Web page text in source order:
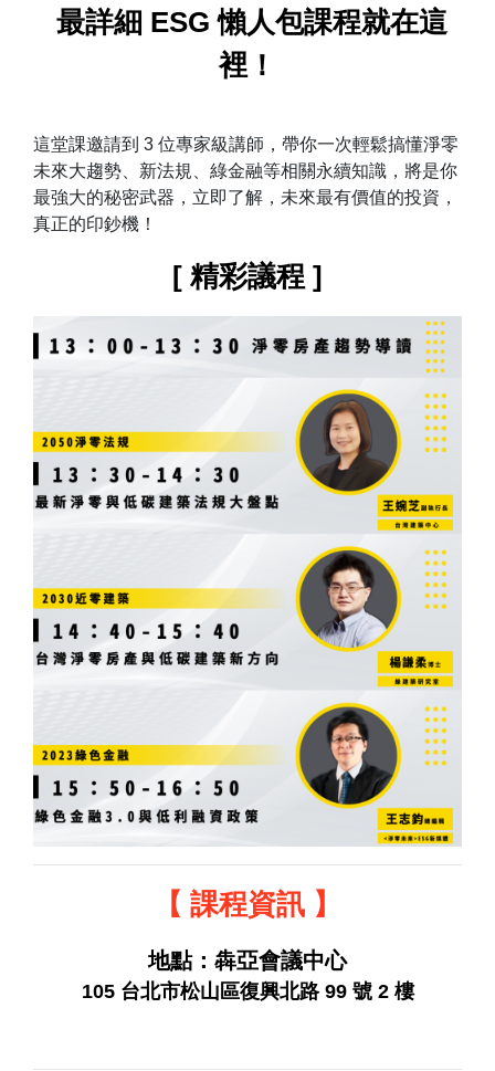
最詳細 ESG 懶人包課程就在這
裡！
這堂課邀請到 3 位專家級講師，帶你一次輕鬆搞懂淨零
未來大趨勢、新法規、綠金融等相關永續知識，將是你
最強大的秘密武器，立即了解，未來最有價值的投資，
真正的印鈔機！
[ 精彩議程 ]
【 課程資訊 】
地點：犇亞會議中心
105 台北市松山區復興北路 99 號 2 樓